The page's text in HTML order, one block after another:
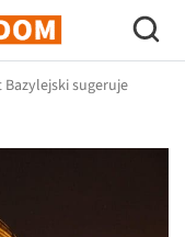
sugeruje